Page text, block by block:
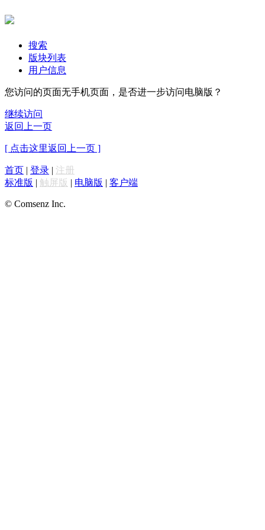
搜索
版块列表
用户信息
您访问的页面无手机页面，是否进一步访问电脑版？
继续访问
返回上一页
[ 点击这里返回上一页 ]
首页 | 登录 | 注册
标准版 | 触屏版 | 电脑版 | 客户端
© Comsenz Inc.